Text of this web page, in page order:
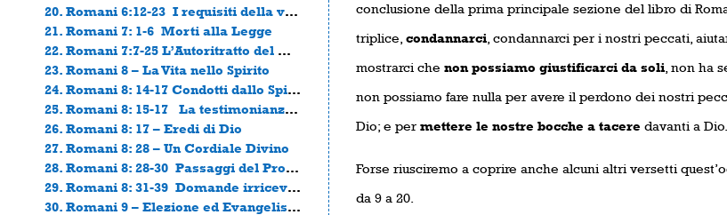
20. Romani 6:12-23 I requisiti della vita cristiana
21. Romani 7: 1-6 Morti alla Legge
22. Romani 7:7-25 L’Autoritratto del Cristiano
23. Romani 8 – La Vita nello Spirito
24. Romani 8: 14-17 Condotti dallo Spirito
25. Romani 8: 15-17 La testimonianza dello Spirito
26. Romani 8: 17 – Eredi di Dio
27. Romani 8: 28 – Un Cordiale Divino
28. Romani 8: 28-30 Passaggi del Proponimento di Dio
29. Romani 8: 31-39 Domande irricevibili
30. Romani 9 – Elezione ed Evangelismo (1)
conclusione della prima principale sezione del libro di
triplice, condannarci, condannarci per i nostri peccati,
mostrarci che non possiamo giustificarci da soli, non ha
non possiamo fare nulla per avere il perdono dei nostri
Dio; e per mettere le nostre bocche a tacere davanti a Dio.
Forse riusciremo a coprire anche alcuni altri versetti
da 9 a 20.